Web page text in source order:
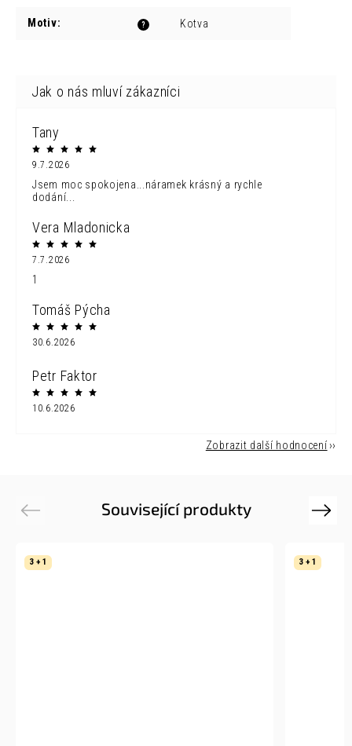
?
Motiv: Kotva
Tany
9.7.2026
Jsem moc spokojena...náramek krásný a rychle
dodání...
Vera Mladonicka
7.7.2026
1
Tomáš Pýcha
30.6.2026
Petr Faktor
10.6.2026
Zobrazit další hodnocení
Související produkty
Previous
3 + 1 3 + 1
Next